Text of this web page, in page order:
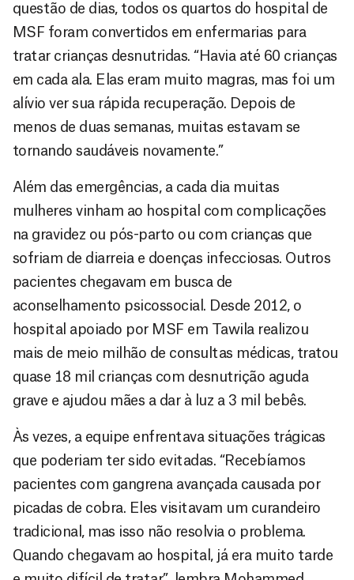
questão de dias, todos os quartos do hospital de
MSF foram convertidos em enfermarias para
tratar crianças desnutridas. “Havia até 60 crianças
em cada ala. Elas eram muito magras, mas foi um
alívio ver sua rápida recuperação. Depois de
menos de duas semanas, muitas estavam se
tornando saudáveis novamente.”
Além das emergências, a cada dia muitas
mulheres vinham ao hospital com complicações
na gravidez ou pós-parto ou com crianças que
sofriam de diarreia e doenças infecciosas. Outros
pacientes chegavam em busca de
aconselhamento psicossocial. Desde 2012, o
hospital apoiado por MSF em Tawila realizou
mais de meio milhão de consultas médicas, tratou
quase 18 mil crianças com desnutrição aguda
grave e ajudou mães a dar à luz a 3 mil bebês.
Às vezes, a equipe enfrentava situações trágicas
que poderiam ter sido evitadas. “Recebíamos
pacientes com gangrena avançada causada por
picadas de cobra. Eles visitavam um curandeiro
tradicional, mas isso não resolvia o problema.
Quando chegavam ao hospital, já era muito tarde